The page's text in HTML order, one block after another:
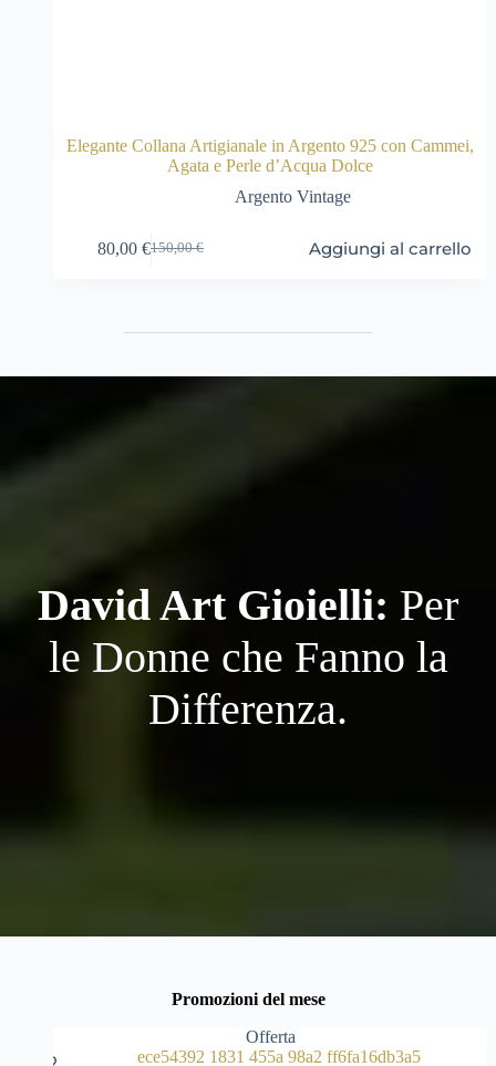
Elegante Collana Artigianale in Argento 925 con Cammei,
Agata e Perle d’Acqua Dolce
Argento Vintage
150,00€
Il
150,00 €.
80,00 €Il
80,00 €.
Aggiungi al carrello
David Art Gioielli: Per
le Donne che Fanno la
Differenza.
Promozioni del mese
Offerta